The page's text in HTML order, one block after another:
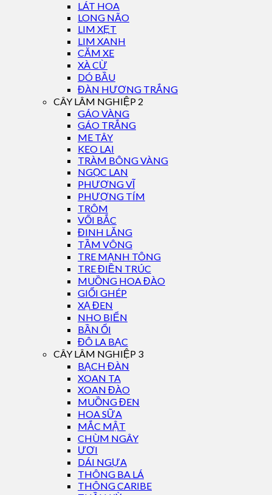
LÁT HOA
LONG NÃO
LIM XẸT
LIM XANH
CĂM XE
XÀ CỪ
DÓ BẦU
ĐÀN HƯƠNG TRẮNG
CÂY LÂM NGHIỆP 2
GÁO VÀNG
GÁO TRẮNG
ME TÂY
KEO LAI
TRÀM BÔNG VÀNG
NGỌC LAN
PHƯỢNG VĨ
PHƯỢNG TÍM
TRÔM
VỐI BẮC
ĐINH LĂNG
TẦM VÔNG
TRE MẠNH TÔNG
TRE ĐIỀN TRÚC
MUỒNG HOA ĐÀO
GIỔI GHÉP
XẠ ĐEN
NHO BIỂN
BẦN ỔI
ĐÔ LA BẠC
CÂY LÂM NGHIỆP 3
BẠCH ĐÀN
XOAN TA
XOAN ĐÀO
MUỒNG ĐEN
HOA SỮA
MẮC MẬT
CHÙM NGÂY
ƯƠI
DÁI NGỰA
THÔNG BA LÁ
THÔNG CARIBE